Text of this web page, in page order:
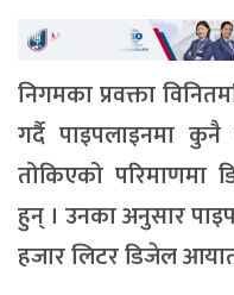
निगमका प्रवक्ता
गर्दै पाइपलाइनमा
तोकिएको
हुन् । उनका अनुसार
हजार लिटर डिजेल